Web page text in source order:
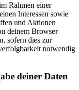
Rahmen einer
Interessen sowie
und Aktionen
deinem Browser
sofern dies zur
notwendig
deiner Daten